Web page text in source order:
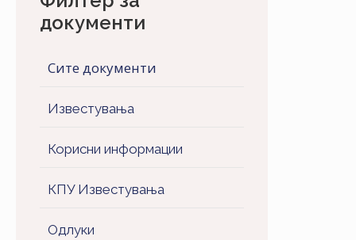
документи
Сите документи
Известувања
Корисни информации
КПУ Известувања
Одлуки